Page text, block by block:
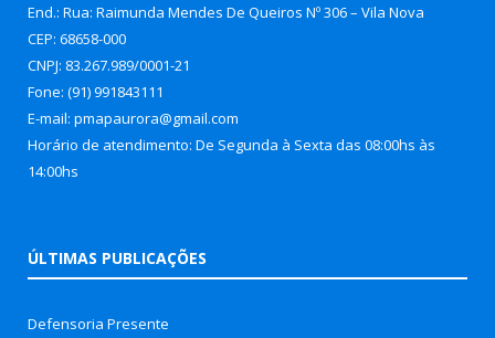
End.: Rua: Raimunda Mendes De Queiros Nº 306 – Vila Nova
CEP: 68658-000
CNPJ: 83.267.989/0001-21
Fone: (91) 991843111
E-mail: pmapaurora@gmail.com
Horário de atendimento: De Segunda à Sexta das 08:00hs às
14:00hs
ÚLTIMAS PUBLICAÇÕES
Defensoria Presente